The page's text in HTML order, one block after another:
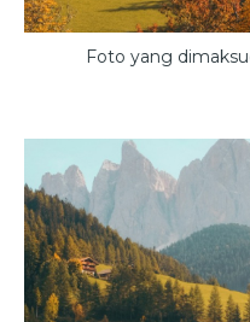
Foto yang